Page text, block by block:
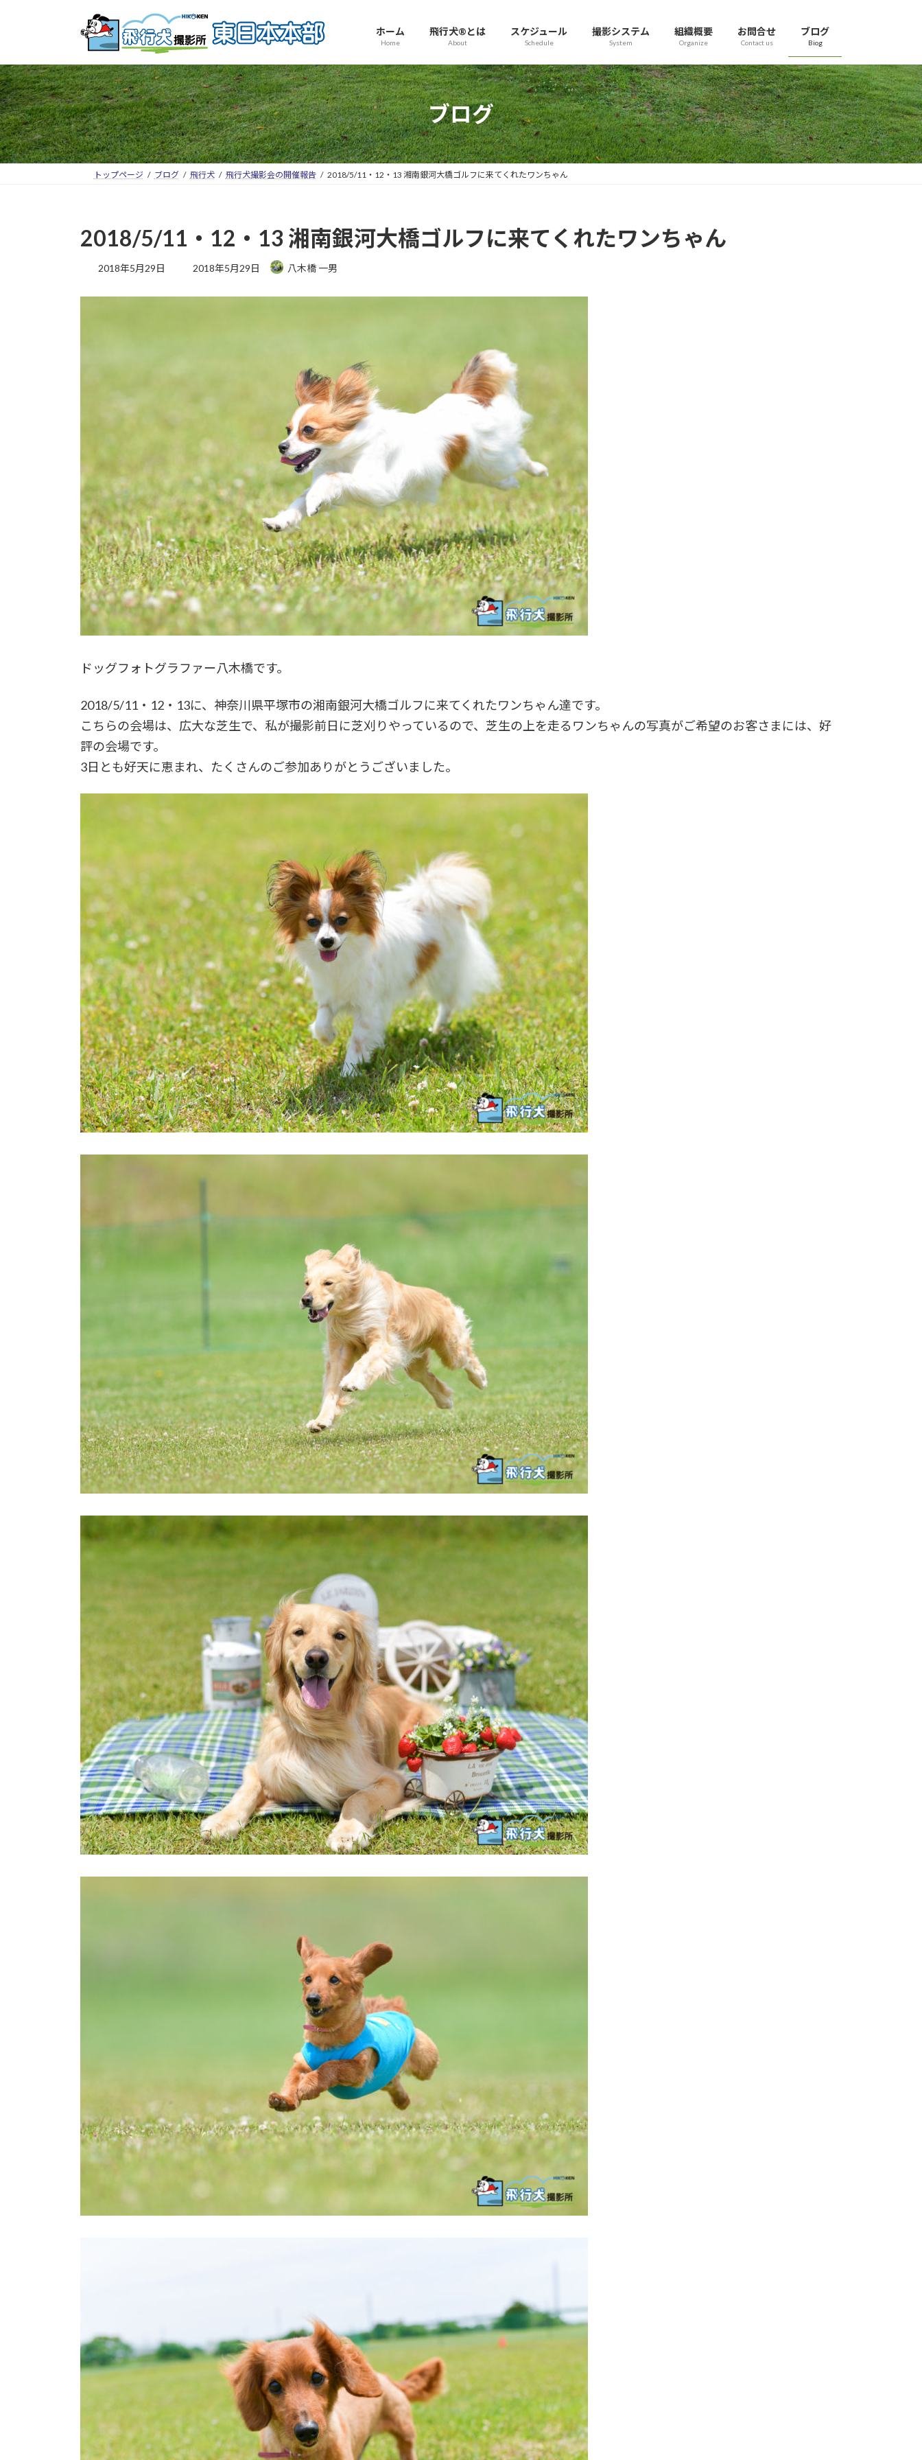
ホーム
Home
飛行犬®とは
About
スケジュール
Schedule
撮影システム
System
組織概要
Organize
お問合せ
Contact us
ブログ
Biog
ブログ
トップページ ブログ 飛行犬 飛行犬撮影会の開催報告 2018/5/11・12・13 湘南銀河大橋ゴルフに来てくれたワンちゃん
2018/5/11・12・13 湘南銀河大橋ゴルフに来てくれたワンちゃん
2018年5月29日 2018年5月29日 八木橋 一男
ドッグフォトグラファー八木橋です。
2018/5/11・12・13に、神奈川県平塚市の湘南銀河大橋ゴルフに来てくれたワンちゃん達です。
こちらの会場は、広大な芝生で、私が撮影前日に芝刈りやっているので、芝生の上を走るワンちゃんの写真がご希望のお客さまには、好
評の会場です。
3日とも好天に恵まれ、たくさんのご参加ありがとうございました。